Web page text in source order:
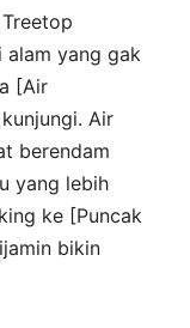
alam yang gak
[Air
Air
berendam
yang lebih
ke [Puncak
bikin